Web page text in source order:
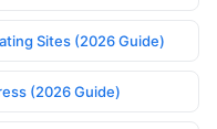
Sites (2026 Guide)
(2026 Guide)